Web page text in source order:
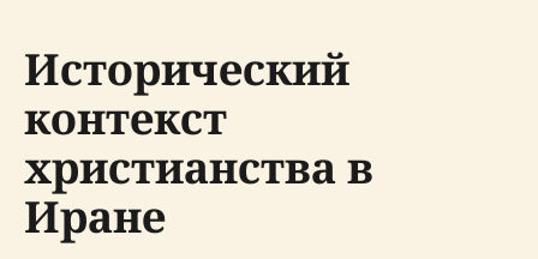
Исторический
контекст
христианства в
Иране